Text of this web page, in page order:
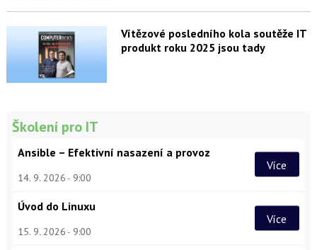
Vítězové posledního kola soutěže IT
produkt roku 2025 jsou tady
Školení pro IT
Ansible – Efektivní nasazení a provoz
14. 9. 2026 9:00
Více
Úvod do Linuxu
15. 9. 2026 9:00
Více